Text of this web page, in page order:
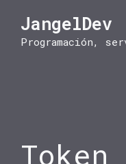
contenido
JangelDev
Programación,
Token